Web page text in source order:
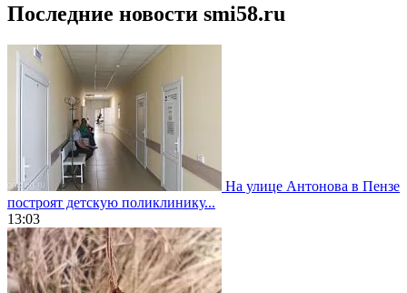
Последние новости smi58.ru
На улице Антонова в Пензе
построят детскую поликлинику...
13:03